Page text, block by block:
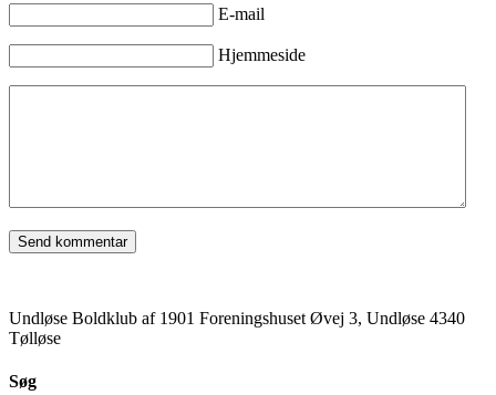
E-mail
Hjemmeside
Undløse Boldklub af 1901 Foreningshuset Øvej 3, Undløse 4340
Tølløse
Søg